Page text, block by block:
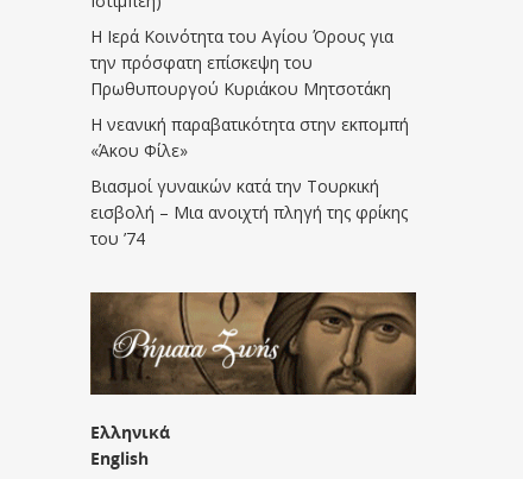
Η Ιερά Κοινότητα του Αγίου Όρους για
την πρόσφατη επίσκεψη του
Πρωθυπουργού Κυριάκου Μητσοτάκη
Η νεανική παραβατικότητα στην εκπομπή
«Άκου Φίλε»
Βιασμοί γυναικών κατά την Τουρκική
εισβολή – Μια ανοιχτή πληγή της φρίκης
του ’74
Ελληνικά
English